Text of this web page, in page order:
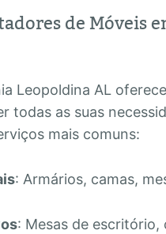
de Móveis
Leopoldina AL
todas as suas
mais comuns:
: Armários, camas,
: Mesas de escritório,